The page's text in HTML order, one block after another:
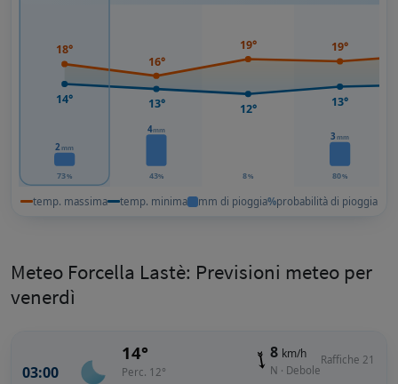
2mm
73%
4mm
43% 8%
3 mm
80%
18°
14°
16°
13°
19°
12°
19°
13°
temp. massima temp. minima mm di pioggia%probabilità di pioggia
Meteo Forcella Lastè: Previsioni meteo per
venerdì
03:00
14°
Perc. 12°
8 km/h
N · Debole
Raffiche 21